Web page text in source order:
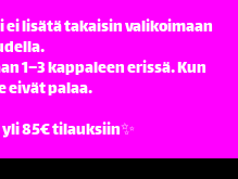
ei lisätä takaisin valikoimaan
1–3 kappaleen erissä. Kun
eivät palaa.
85€ tilauksiin✨️